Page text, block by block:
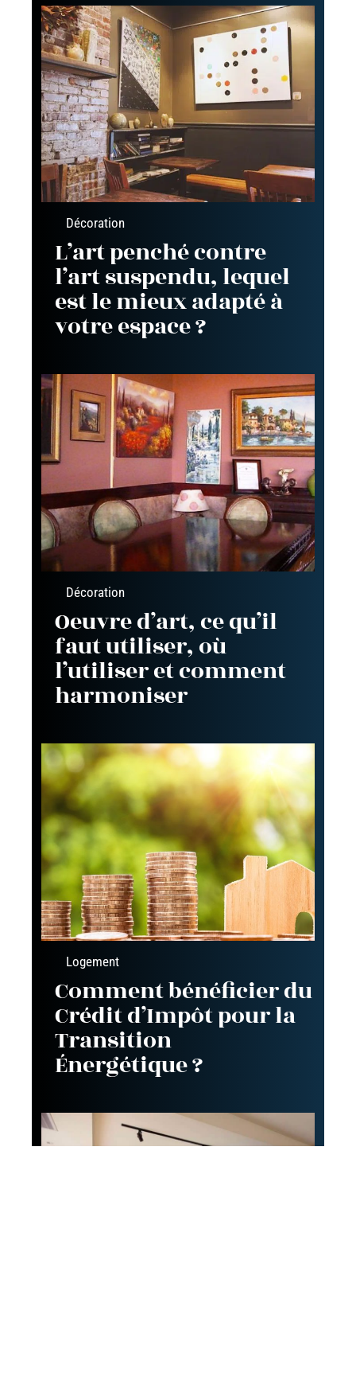
Décoration
L’art penché contre
l’art suspendu, lequel
est le mieux adapté à
votre espace ?
Décoration
Oeuvre d’art, ce qu’il
faut utiliser, où
l’utiliser et comment
harmoniser
Logement
Comment bénéficier du
Crédit d’Impôt pour la
Transition
Énergétique ?